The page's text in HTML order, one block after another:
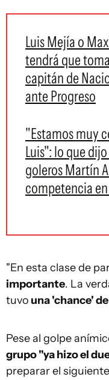
Luis Mejía o
tendrá que
capitán de
ante Progreso
"Estamos muy
Luis": lo que
goleros Martín
competencia
"En esta clase de
importante. La
tuvo una 'chance'
Pese al golpe
grupo "ya hizo el
preparar el